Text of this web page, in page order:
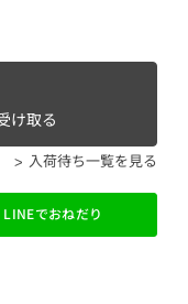
け取る
入荷待ち一覧を見る
LINEでおねだり